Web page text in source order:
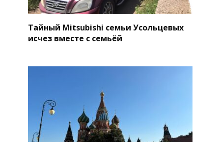
Тайный Mitsubishi семьи Усольцевых
исчез вместе с семьёй